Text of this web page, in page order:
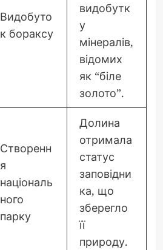
Видобуто
к бораксу
видобутк
у
мінералів,
відомих
як “біле
золото”.
Створенн
я
національ
ного
парку
Долина
отримала
статус
заповідни
ка, що
зберегло
її
природу.